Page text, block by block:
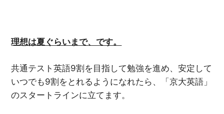
理想は夏ぐらいまで、です。
共通テスト英語9割を目指して勉強を進め、安定して
いつでも9割をとれるようになれたら、「京大英語」
のスタートラインに立てます。